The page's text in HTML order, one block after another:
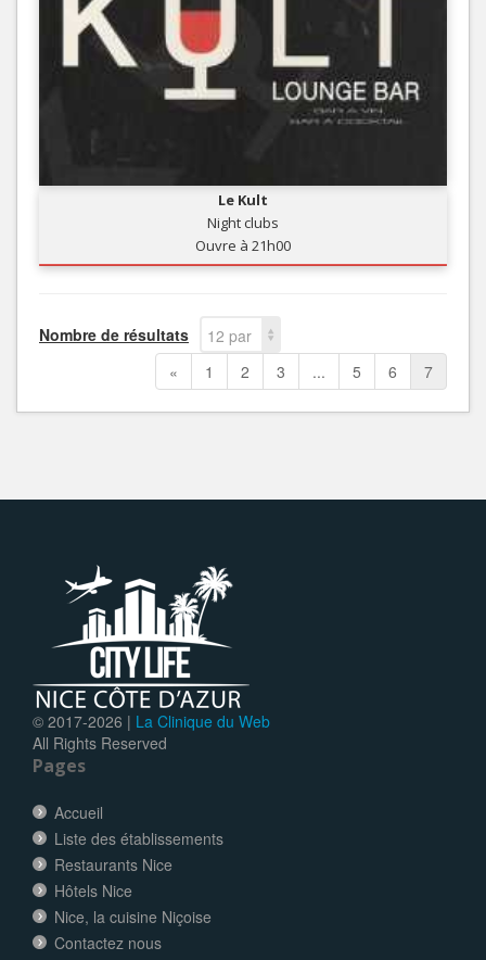
Le Kult
Night clubs
Ouvre à 21h00
Nombre de résultats
12 par
page
« 1 2 3 ... 5 6 7
© 2017-2026 | La Clinique du Web
All Rights Reserved
Pages
Accueil
Liste des établissements
Restaurants Nice
Hôtels Nice
Nice, la cuisine Niçoise
Contactez nous